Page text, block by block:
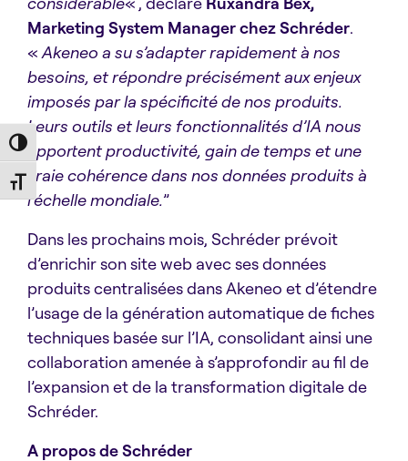
Toggle High Contrast
Toggle Font size
Marketing System Managerchez Schréder.
« Akeneo a su s’adapter rapidement à nos
besoins, et répondre précisément aux enjeux
imposés par la spécificité de nos produits.
Leurs outils et leurs fonctionnalités d’IA nous
apportent productivité, gain de temps et une
vraie cohérence dans nos données produits à
l’échelle mondiale.”
Dans les prochains mois, Schréder prévoit
d’enrichir son site web avec ses données
produits centralisées dans Akeneo et d’étendre
l’usage de la génération automatique de fiches
techniques basée sur l’IA, consolidant ainsi une
collaboration amenée à s’approfondir au fil de
l’expansion et de la transformation digitale de
Schréder.
A propos de Schréder